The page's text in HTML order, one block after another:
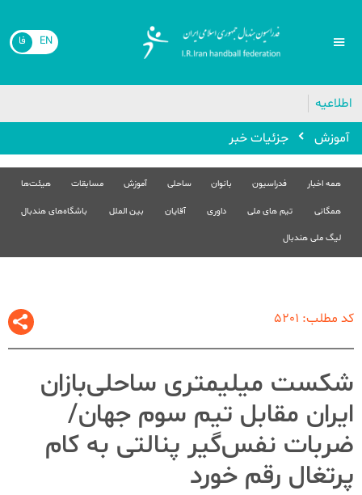
EN فا
اطلاعیه
🔴
آموزش
جزئیات خبر
همه اخبار فدراسیون بانوان ساحلی آموزش مسابقات هیئت‌ها
همگانی تیم های ملی داوری آقایان بین الملل باشگاه‌های هندبال
لیگ ملی هندبال
کد مطلب: 5201
شکست میلیمتری ساحلی‌بازان
ایران مقابل تیم سوم جهان/
ضربات نفس‌گیر پنالتی به کام
پرتغال رقم خورد